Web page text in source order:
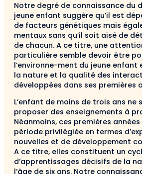
Notre degré de connaissance du
jeune enfant suggère qu’il est
de facteurs génétiques mais
mentaux sans qu’il soit aisé de
de chacun. A ce titre, une
particulière semble devoir être
l’environne-ment du jeune enfant
la nature et la qualité des
développées dans ses premières
L’enfant de moins de trois ans ne
proposer des enseignements à
Néanmoins, ces premières
période privilégiée en termes
nouvelles et de développement
A ce titre, elles constituent un
d’apprentissages décisifs de la
l’âge de six ans. Notre